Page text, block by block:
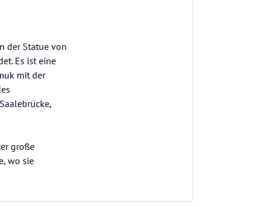
der Statue von
Es ist eine
mit der
große
wo sie